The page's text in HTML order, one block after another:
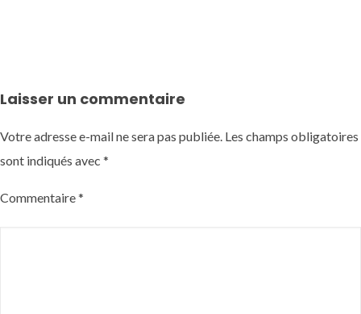
Laisser un commentaire
Votre adresse e-mail ne sera pas publiée. Les champs obligatoires
sont indiqués avec *
Commentaire*